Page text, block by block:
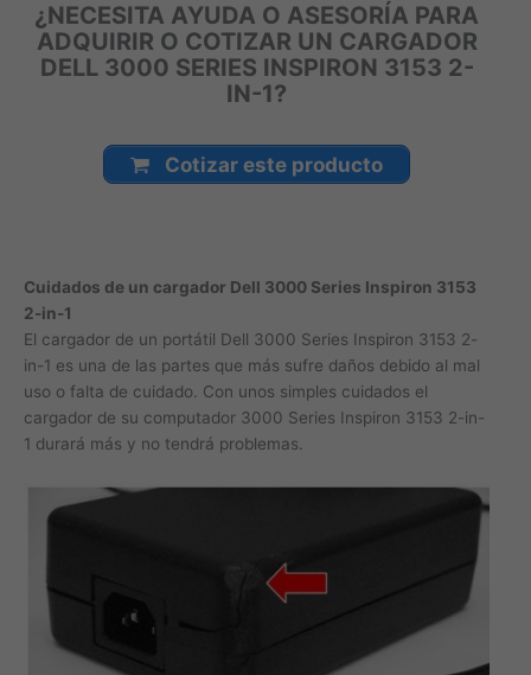
Riohacha, Santa Marta, Villavicencio, Pasto, Cúcuta, Mocoa,
Armenia, Pereira, San Andrés, Bucaramanga, Sincelejo,
Ibagué, Cali, Mitú, Puerto Carreño.
¿NECESITA AYUDA O ASESORÍA PARA
ADQUIRIR O COTIZAR UN CARGADOR
DELL 3000 SERIES INSPIRON 3153 2-
IN-1?
Cotizar este producto
Cuidados de un cargador Dell 3000 Series Inspiron 3153
2-in-1
El cargador de un portátil Dell 3000 Series Inspiron 3153 2-
in-1 es una de las partes que más sufre daños debido al mal
uso o falta de cuidado. Con unos simples cuidados el
cargador de su computador 3000 Series Inspiron 3153 2-in-
1 durará más y no tendrá problemas.